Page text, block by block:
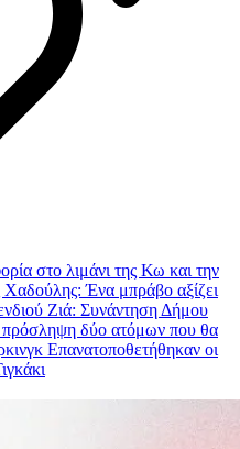
στο λιμάνι της Κω και την
Χαδούλης: Ένα μπράβο αξίζει
Ζιά: Συνάντηση Δήμου
πρόσληψη δύο ατόμων που θα
Επανατοποθετήθηκαν οι